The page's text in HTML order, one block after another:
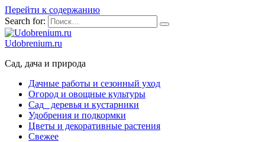
Перейти к содержанию
Search for:
Udobrenium.ru
Сад, дача и природа
Дачные работы и сезонный уход
Огород и овощные культуры
Сад_ деревья и кустарники
Удобрения и подкормки
Цветы и декоративные растения
Свежее